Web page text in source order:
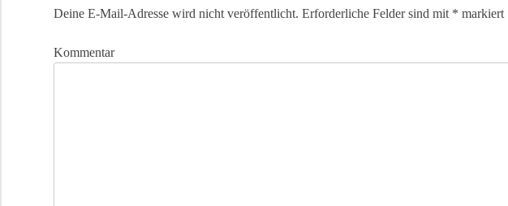
Deine E-Mail-Adresse wird nicht veröffentlicht. Erforderliche Felder sind mit * markiert
Kommentar